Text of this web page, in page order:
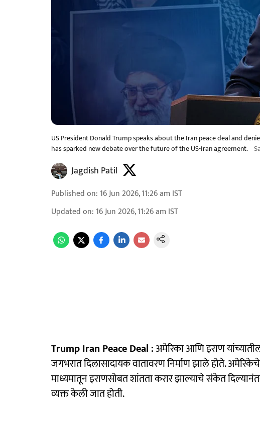
US President Donald Trump speaks about the Iran peace deal and
has sparked new debate over the future of the US-Iran agreement.
Jagdish Patil
Published on: 16 Jun 2026, 11:26 am IST
Updated on: 16 Jun 2026, 11:26 am IST
Trump Iran Peace Deal :अमेरिका आणि इराण
जगभरात दिलासादायक वातावरण निर्माण झाले होते. अमेरिकेचे
माध्यमातून इराणसोबत शांतता करार झाल्याचे संकेत
व्यक्त केली जात होती.